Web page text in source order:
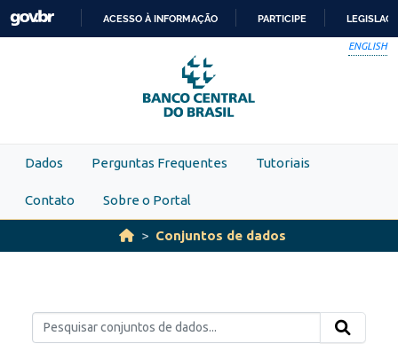
Skip to main content
PARA
O
CONTEÚDO
ACESSO À INFORMAÇÃO PARTICIPE
ENGLISH
Dados Perguntas Frequentes Tutoriais
Contato Sobre o Portal
Conjuntos de dados